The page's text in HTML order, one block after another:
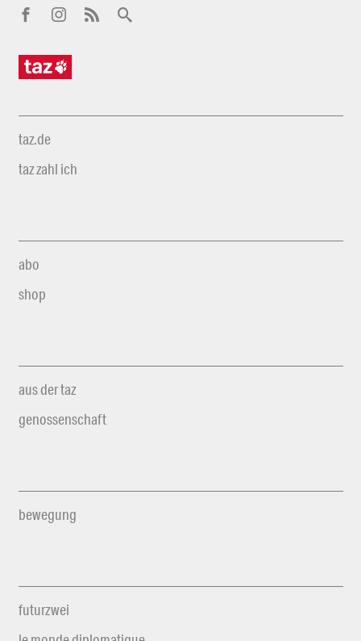
taz.de
taz zahl ich
abo
shop
aus der taz
genossenschaft
bewegung
futurzwei